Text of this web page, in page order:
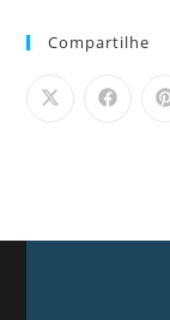
Compartilhe